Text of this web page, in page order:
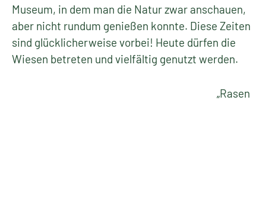
Museum, in dem man die Natur zwar anschauen,
aber nicht rundum genießen konnte. Diese Zeiten
sind glücklicherweise vorbei! Heute dürfen die
Wiesen betreten und vielfältig genutzt werden.
„Rasen